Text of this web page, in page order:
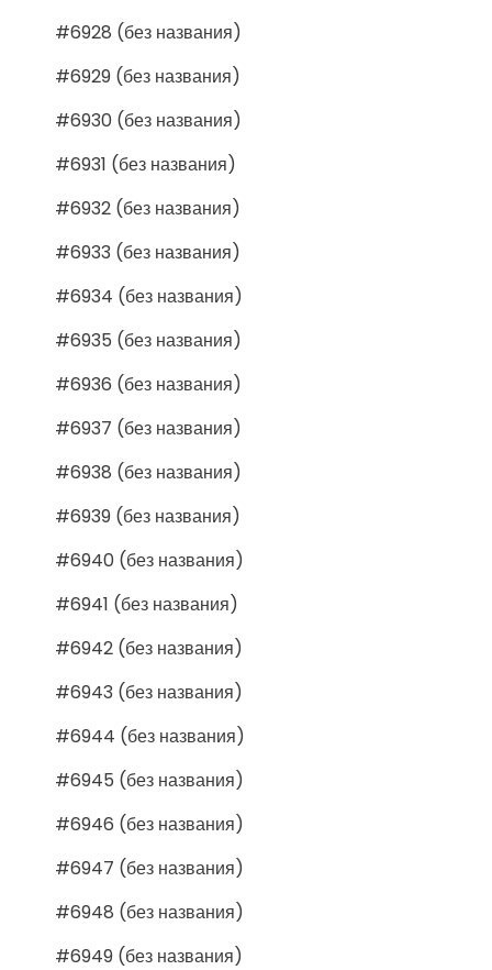
#6928 (без названия)
#6929 (без названия)
#6930 (без названия)
#6931 (без названия)
#6932 (без названия)
#6933 (без названия)
#6934 (без названия)
#6935 (без названия)
#6936 (без названия)
#6937 (без названия)
#6938 (без названия)
#6939 (без названия)
#6940 (без названия)
#6941 (без названия)
#6942 (без названия)
#6943 (без названия)
#6944 (без названия)
#6945 (без названия)
#6946 (без названия)
#6947 (без названия)
#6948 (без названия)
#6949 (без названия)